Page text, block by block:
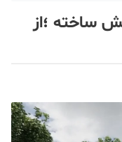
ساخته ؛از